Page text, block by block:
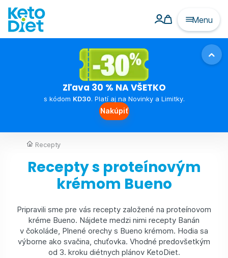
Menu
Zľava 30 % NA VŠETKO
s kódom KD30. Platí aj na Novinky a Limitky.
Nakúpiť
Recepty
Recepty s proteínovým
krémom Bueno
Pripravili sme pre vás recepty založené na proteínovom
kréme Bueno. Nájdete medzi nimi recepty Banán
v čokoláde, Plnené orechy s Bueno krémom. Hodia sa
výborne ako svačina, chuťovka. Vhodné predovšetkým
od 3. kroku diétnych plánov KetoDiet.